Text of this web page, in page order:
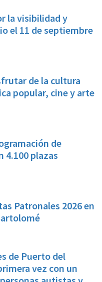
la visibilidad y
el 11 de septiembre
de la cultura
popular, cine y arte
de
4.100 plazas
Patronales 2026 en
de Puerto del
vez con un